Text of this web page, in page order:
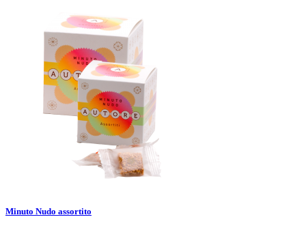
Minuto Nudo assortito